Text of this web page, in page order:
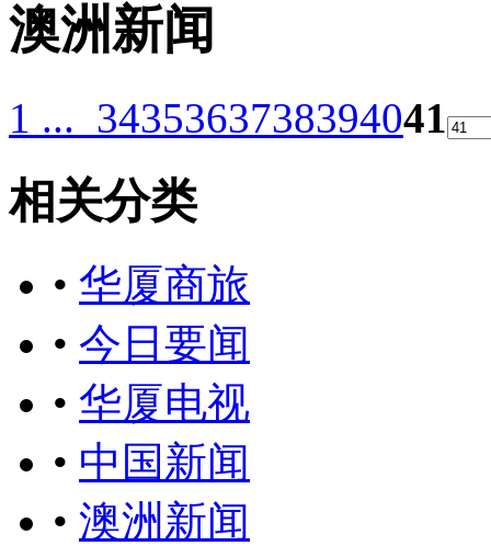
澳洲新闻
1 ... 3435363738394041
相关分类
• 华厦商旅
• 今日要闻
• 华厦电视
• 中国新闻
• 澳洲新闻